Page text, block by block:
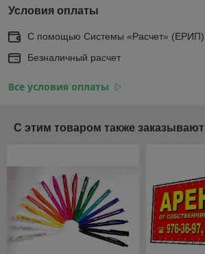
Условия оплаты
С помощью Системы «Расчет» (ЕРИП)
Безналичный расчет
Все условия оплаты
С этим товаром также заказывают